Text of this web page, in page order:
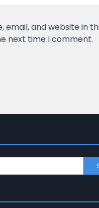
email, and website in
next time I comment.